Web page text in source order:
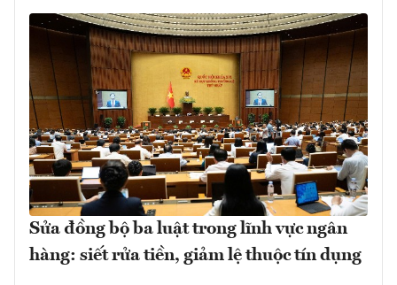
Sửa đồng bộ ba luật trong lĩnh vực ngân
hàng: siết rửa tiền, giảm lệ thuộc tín dụng